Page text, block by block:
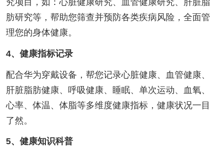
肪研究等，帮助您筛查并预防各类疾病风险，全面管
理您的身体健康。
4、健康指标记录
配合华为穿戴设备，帮您记录心脏健康、血管健康、
肝脏脂肪健康、呼吸健康、睡眠、单次运动、血氧、
心率、体温、体脂等多维度健康指标，健康状况一目
了然。
5、健康知识科普